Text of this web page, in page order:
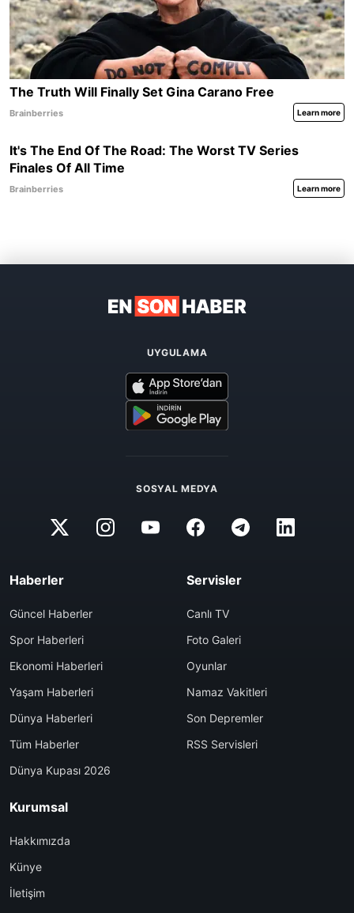
UYGULAMA
SOSYAL MEDYA
Haberler
Güncel Haberler
Spor Haberleri
Ekonomi Haberleri
Yaşam Haberleri
Dünya Haberleri
Tüm Haberler
Dünya Kupası 2026
Servisler
Canlı TV
Foto Galeri
Oyunlar
Namaz Vakitleri
Son Depremler
RSS Servisleri
Kurumsal
Hakkımızda
Künye
İletişim